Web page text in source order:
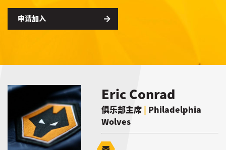
申请加入
Eric Conrad
俱乐部主席
Philadelphia
Wolves